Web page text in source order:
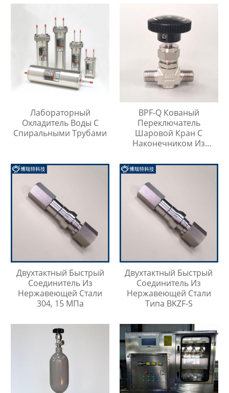
Лабораторный
Охладитель Воды С
Спиральными Трубами
BPF-Q Кованый
Переключатель
Шаровой Кран С
Наконечником Из
316
Двухтактный Быстрый
Соединитель Из
Нержавеющей Стали
304, 15 МПа
Двухтактный Быстрый
Соединитель Из
Нержавеющей Стали
Типа BKZF-S